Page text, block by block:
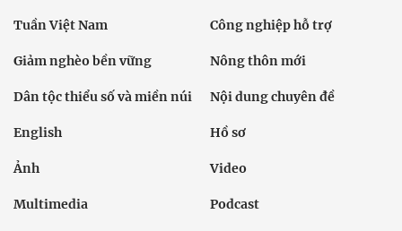
Tuần Việt Nam Công nghiệp hỗ trợ
Giảm nghèo bền vững Nông thôn mới
Dân tộc thiểu số và miền núi Nội dung chuyên đề
English Hồ sơ
Ảnh Video
Multimedia Podcast